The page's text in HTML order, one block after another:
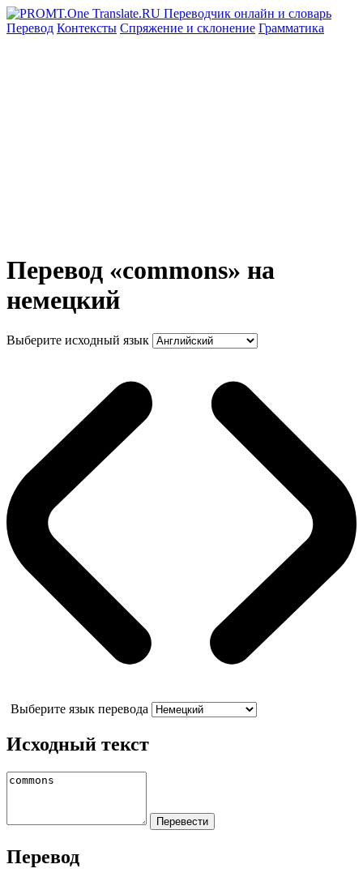
Перевод Контексты Спряжение и склонение Грамматика
Перевод «commons» на
немецкий
Выберите исходный язык
Выберите язык перевода
Исходный текст
Перевод